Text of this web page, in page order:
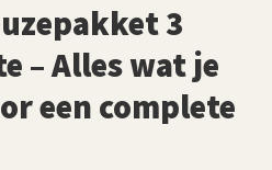
3
– Alles wat je
een complete